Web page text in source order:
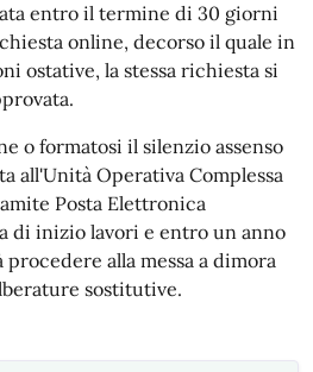
entro il termine di 30 giorni
online, decorso il quale in
ostative, la stessa richiesta si
o formatosi il silenzio assenso
all'Unità Operativa Complessa
Posta Elettronica
di inizio lavori e entro un anno
procedere alla messa a dimora
sostitutive.